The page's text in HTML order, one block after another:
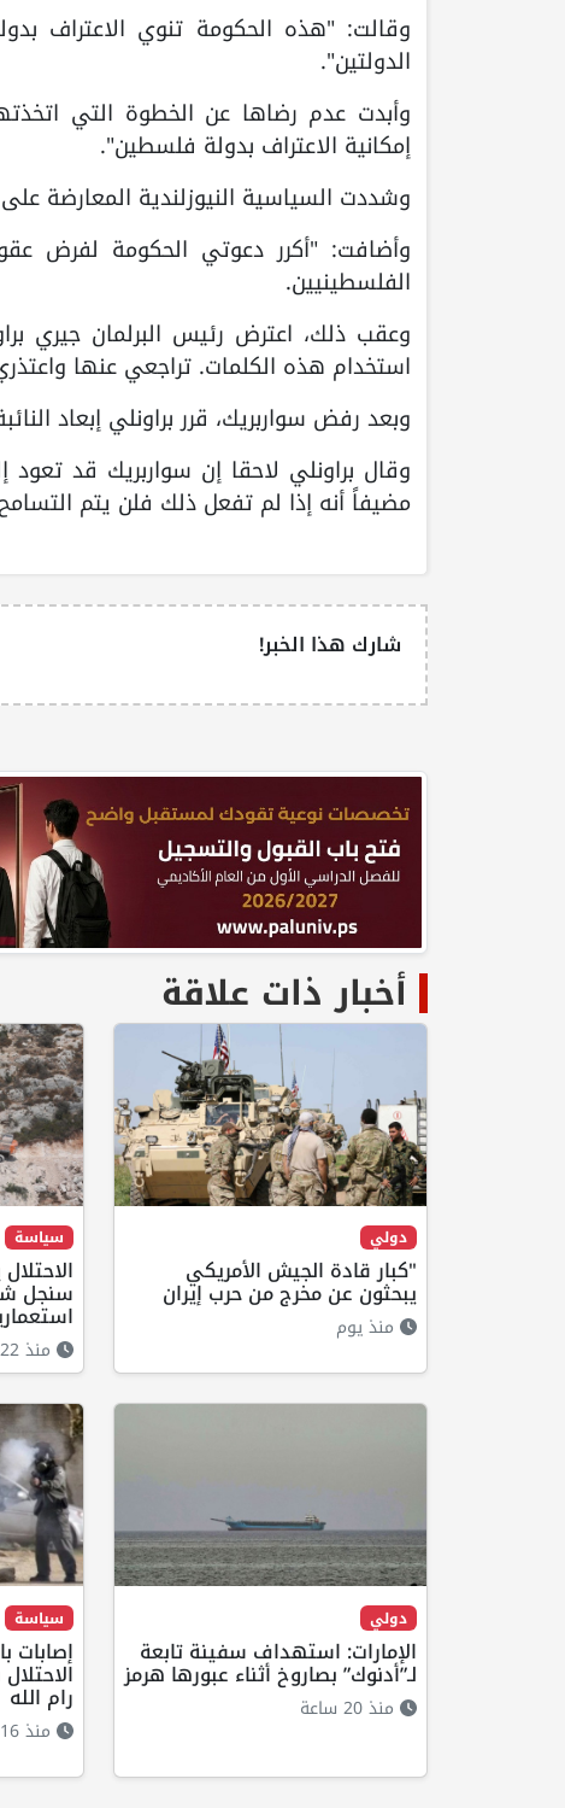
وقالت: "هذه الحكومة تنوي الاعتراف
الدولتين".
وأبدت عدم رضاها عن الخطوة التي
إمكانية الاعتراف بدولة فلسطين".
وشددت السياسية النيوزلندية المعارضة
وأضافت: "أكرر دعوتي الحكومة لفرض
الفلسطينيين.
وعقب ذلك، اعترض رئيس البرلمان جيري
استخدام هذه الكلمات. تراجعي عنها
وبعد رفض سواربريك، قرر براونلي إبعاد
وقال براونلي لاحقا إن سواربريك قد تعود
مضيفاً أنه إذا لم تفعل ذلك فلن يتم
شارك هذا الخبر!
أخبار ذات علاقة
دولي
"كبار قادة الجيش الأمريكي
يبحثون عن مخرج من حرب إيران
منذ يوم
سياسة
سنجل
منذ 22 ساعة
دولي
الإمارات: استهداف سفينة تابعة
لـ”أدنوك” بصاروخ أثناء عبورها هرمز
منذ 20 ساعة
سياسة
إصابات
رام الله
منذ 16 ساعة